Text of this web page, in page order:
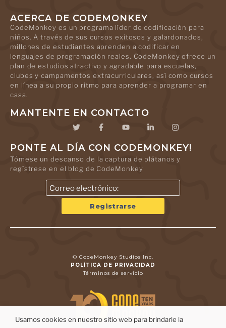
ACERCA DE CODEMONKEY
CodeMonkey es un programa líder de codificación para
niños. A través de sus cursos exitosos y galardonados,
millones de estudiantes aprenden a codificar en
lenguajes de programación reales. CodeMonkey ofrece un
plan de estudios atractivo y agradable para escuelas,
clubes y campamentos extracurriculares, así como cursos
en línea a su propio ritmo para aprender a programar en
casa.
MANTENTE EN CONTACTO
PONTE AL DÍA CON CODEMONKEY!
Tómese un descanso de la captura de plátanos y
regístrese en el blog de CodeMonkey
© CodeMonkey Studios Inc.
POLÍTICA DE PRIVACIDAD
Términos de servicio
Usamos cookies en nuestro sitio web para brindarle la